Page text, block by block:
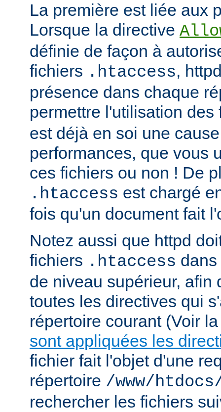
La première est liée aux
Lorsque la directive
définie de façon à
fichiers .htaccess,
présence dans chaque
permettre l'utilisation
est déjà en soi une
performances, que vous
ces fichiers ou non ! De
.htaccess est chargé
fois qu'un document fait
Notez aussi que httpd
fichiers .htaccess
de niveau supérieur, afin
toutes les directives qui
répertoire courant (Voir
sont appliquées les
fichier fait l'objet d'une
répertoire /www/
rechercher les fichiers